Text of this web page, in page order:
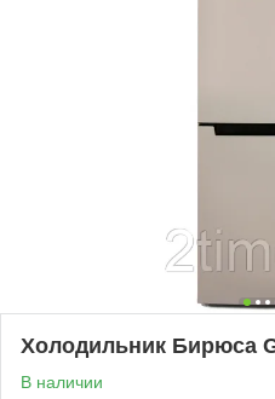
Холодильник Бирюса
В наличии